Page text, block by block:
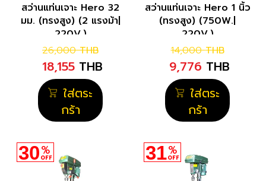
สว่านแท่นเจาะ Hero 32
มม. (ทรงสูง) (2 แรงม้า|
220V.)
26,000 THB
18,155 THB
ใส่ตระ
กร้า
สว่านแท่นเจาะ Hero 1 นิ้ว
(ทรงสูง) (750W.|
220V.)
14,000 THB
9,776 THB
ใส่ตระ
กร้า
30%
OFF 31%
OFF